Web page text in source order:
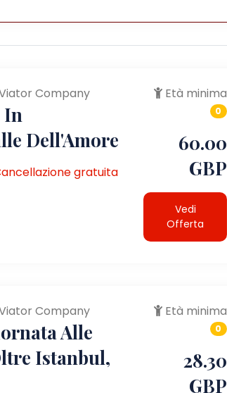
Company
Dell'Amore
gratuita
Età minima
0
60.00
GBP
Vedi
Offerta
Company
Alle
Istanbul,
Età minima
0
28.30
GBP